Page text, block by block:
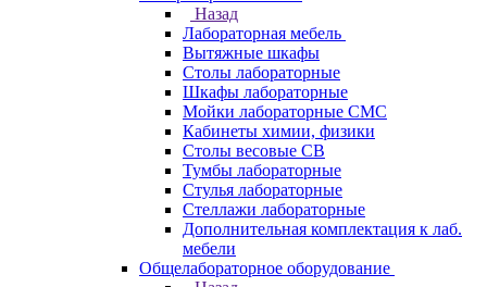
Назад
Лабораторная мебель
Вытяжные шкафы
Столы лабораторные
Шкафы лабораторные
Мойки лабораторные СМС
Кабинеты химии, физики
Столы весовые СВ
Тумбы лабораторные
Стулья лабораторные
Стеллажи лабораторные
Дополнительная комплектация к лаб.
мебели
Общелабораторное оборудование